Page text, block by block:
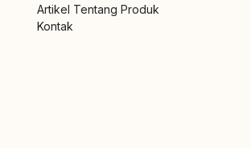
Artikel Tentang Produk
Kontak